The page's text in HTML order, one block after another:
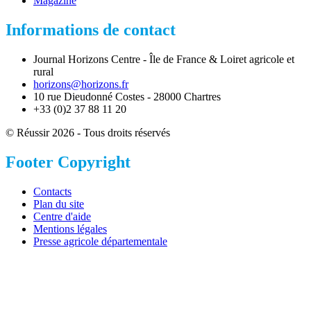
Informations de contact
Journal Horizons Centre - Île de France & Loiret agricole et
rural
horizons@horizons.fr
10 rue Dieudonné Costes - 28000 Chartres
+33 (0)2 37 88 11 20
© Réussir 2026 - Tous droits réservés
Footer Copyright
Contacts
Plan du site
Centre d'aide
Mentions légales
Presse agricole départementale